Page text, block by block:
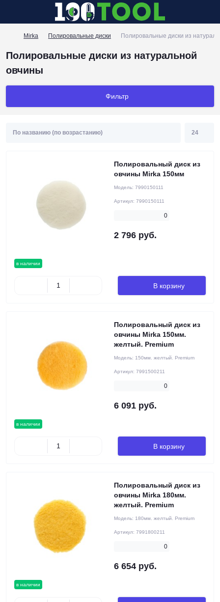
Mirka Полировальные диски Полировальные диски из
Полировальные диски из натуральной
овчины
Фильтр
в наличии
Полировальный диск из
овчины Mirka 150мм
Модель: 7990150111
Артикул: 7990150111
0
2 796 руб.
В корзину
в наличии
Полировальный диск из
овчины Mirka 150мм.
желтый. Premium
Модель: 150мм. желтый. Premium
Артикул: 7991500211
0
6 091 руб.
В корзину
в наличии
Полировальный диск из
овчины Mirka 180мм.
желтый. Premium
Модель: 180мм. желтый. Premium
Артикул: 7991800211
0
6 654 руб.